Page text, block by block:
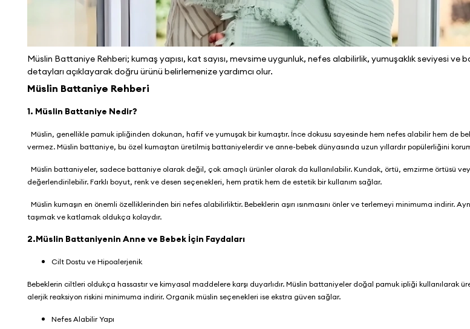
Müslin Battaniye Rehberi; kumaş yapısı, kat sayısı, mevsime uygunluk, nefes alabilirlik, yumuşaklık seviyesi ve
detayları açıklayarak doğru ürünü belirlemenize yardımcı olur.
Müslin Battaniye Rehberi
1. Müslin Battaniye Nedir?
Müslin, genellikle pamuk ipliğinden dokunan, hafif ve yumuşak bir kumaştır. İnce dokusu sayesinde hem nefes alabilir hem de
vermez. Müslin battaniye, bu özel kumaştan üretilmiş battaniyelerdir ve anne-bebek dünyasında uzun yıllardır popülerliğini
Müslin battaniyeler, sadece battaniye olarak değil, çok amaçlı ürünler olarak da kullanılabilir. Kundak, örtü, emzirme örtüsü
değerlendirilebilir. Farklı boyut, renk ve desen seçenekleri, hem pratik hem de estetik bir kullanım sağlar.
Müslin kumaşın en önemli özelliklerinden biri nefes alabilirliktir. Bebeklerin aşırı ısınmasını önler ve terlemeyi minimuma indirir.
taşımak ve katlamak oldukça kolaydır.
2.Müslin Battaniyenin Anne ve Bebek İçin Faydaları
Cilt Dostu ve Hipoalerjenik
Bebeklerin ciltleri oldukça hassastır ve kimyasal maddelere karşı duyarlıdır. Müslin battaniyeler doğal pamuk ipliği kullanılarak
alerjik reaksiyon riskini minimuma indirir. Organik müslin seçenekleri ise ekstra güven sağlar.
Nefes Alabilir Yapı